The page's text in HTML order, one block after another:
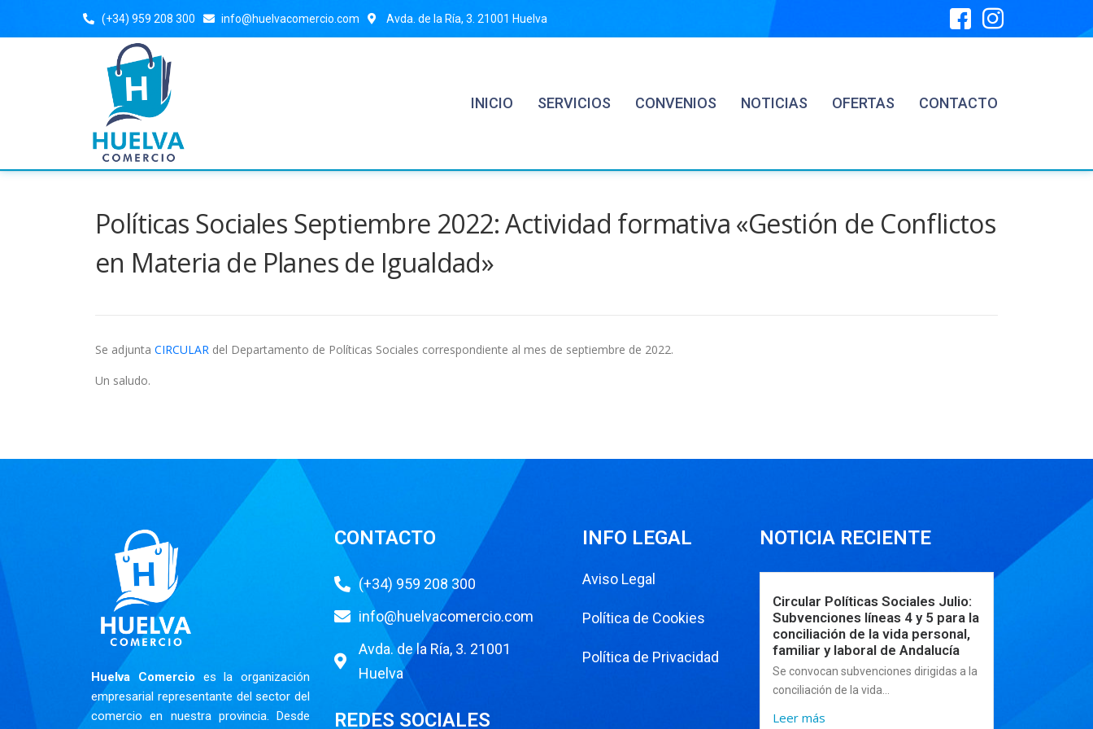
(+34) 959 208 300 info@huelvacomercio.com Avda. de la Ría, 3. 21001 Huelva
INICIO SERVICIOS CONVENIOS NOTICIAS OFERTAS CONTACTO
Políticas Sociales Septiembre 2022: Actividad formativa «Gestión de Conflictos
en Materia de Planes de Igualdad»
Se adjunta CIRCULAR del Departamento de Políticas Sociales correspondiente al mes de septiembre de 2022.
Un saludo.
Huelva Comercio es la organización
empresarial representante del sector del
comercio en nuestra provincia. Desde
CONTACTO
(+34) 959 208 300
info@huelvacomercio.com
Avda. de la Ría, 3. 21001
Huelva
REDES SOCIALES
INFO LEGAL
Aviso Legal
Política de Cookies
Política de Privacidad
NOTICIA RECIENTE
Circular Políticas Sociales Julio:
Subvenciones líneas 4 y 5 para la
conciliación de la vida personal,
familiar y laboral de Andalucía
Se convocan subvenciones dirigidas a la
conciliación de la vida...
Leer más